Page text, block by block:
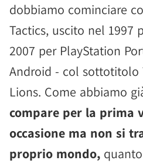
dobbiamo cominciare
Tactics, uscito nel 1997
2007 per PlayStation
Android - col sottotitolo
Lions. Come abbiamo
compare per la prima
occasione ma non si
proprio mondo,